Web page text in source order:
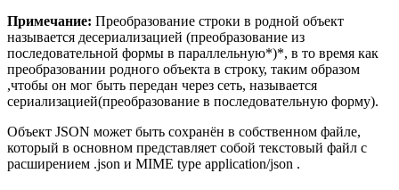
Примечание: Преобразование строки в родной объект
называется десериализацией (преобразование из
последовательной формы в параллельную*)*, в то время как
преобразовании родного объекта в строку, таким образом
,чтобы он мог быть передан через сеть, называется
сериализацией(преобразование в последовательную форму).
Объект JSON может быть сохранён в собственном файле,
который в основном представляет собой текстовый файл с
расширением .json и MIME type application/json .